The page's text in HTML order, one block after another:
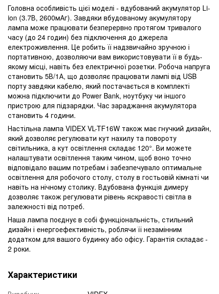
Головна особливість цієї моделі - вдубований акумулятор Li-
ion (3.7В, 2600мАг). Завдяки вбудованому акумулятору
лампа може працювати безперервно протягом тривалого
часу (до 24 годин) без підключення до джерела
електроживлення. Це робить її надзвичайно зручною і
портативною, дозволяючи вам використовувати її в будь-
якому місці, навіть без електричної розетки. Робоча напруга
становить 5В/1А, що дозволяє працювати лампі від USB
порту завдяки кабелю, який постачається в комплекті
можна підключити до Power Bank, ноутбуку чи іншого
пристрою для підзарядки. Час зараджання акумулятора
становить 4 години.
Настільна лампа VIDEX VL-TF16W також має гнучкий дизайн,
який дозволяє регулювати кут нахилу та повороту
світильника, а кут освітлення складає 120°. Ви можете
налаштувати освітлення таким чином, щоб воно точно
відповідало вашим потребам і забезпечувало оптимальне
освітлення для робочого столу, столу в гостьовій кімнаті чи
навіть на нічному столику. Вдубована функція димеру
дозволяє також регулювати рівень яскравості світла в
залежності від потреб.
Наша лампа поєднує в собі функціональність, стильний
дизайн і енергоефективність, роблячи її незамінним
додатком для вашого будинку або офісу. Гарантія складає -
2 роки.
Характеристики